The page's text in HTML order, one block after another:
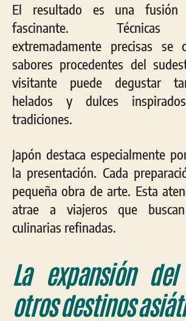
El resultado es una fusión
fascinante. Técnicas
extremadamente precisas se
sabores procedentes del
visitante puede degustar
helados y dulces
tradiciones.
Japón destaca especialmente
la presentación. Cada
pequeña obra de arte. Esta
atrae a viajeros que buscan
culinarias refinadas.
La expansión
otros destinos